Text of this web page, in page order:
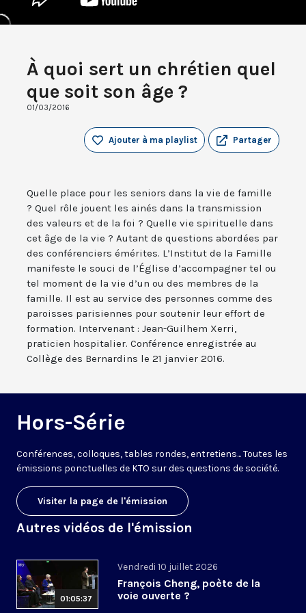
À quoi sert un chrétien quel
que soit son âge ?
01/03/2016
Partager
Ajouter à ma playlist
Quelle place pour les seniors dans la vie de famille
? Quel rôle jouent les ainés dans la transmission
des valeurs et de la foi ? Quelle vie spirituelle dans
cet âge de la vie ? Autant de questions abordées par
des conférenciers émérites. L’Institut de la Famille
manifeste le souci de l’Église d’accompagner tel ou
tel moment de la vie d’un ou des membres de la
famille. Il est au service des personnes comme des
paroisses parisiennes pour soutenir leur effort de
formation. Intervenant : Jean-Guilhem Xerri,
praticien hospitalier. Conférence enregistrée au
Collège des Bernardins le 21 janvier 2016.
Hors-Série
Conférences, colloques, tables rondes, entretiens... Toutes les
émissions ponctuelles de KTO sur des questions de société.
Visiter la page de l'émission
Autres vidéos de l'émission
01:05:37
Vendredi 10 juillet 2026
François Cheng, poète de la
voie ouverte ?